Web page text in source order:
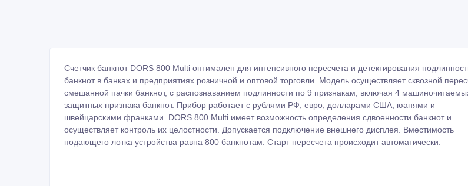
Счетчик банкнот DORS 800 Multi оптимален для интенсивного пересчета и детектирования подлинности